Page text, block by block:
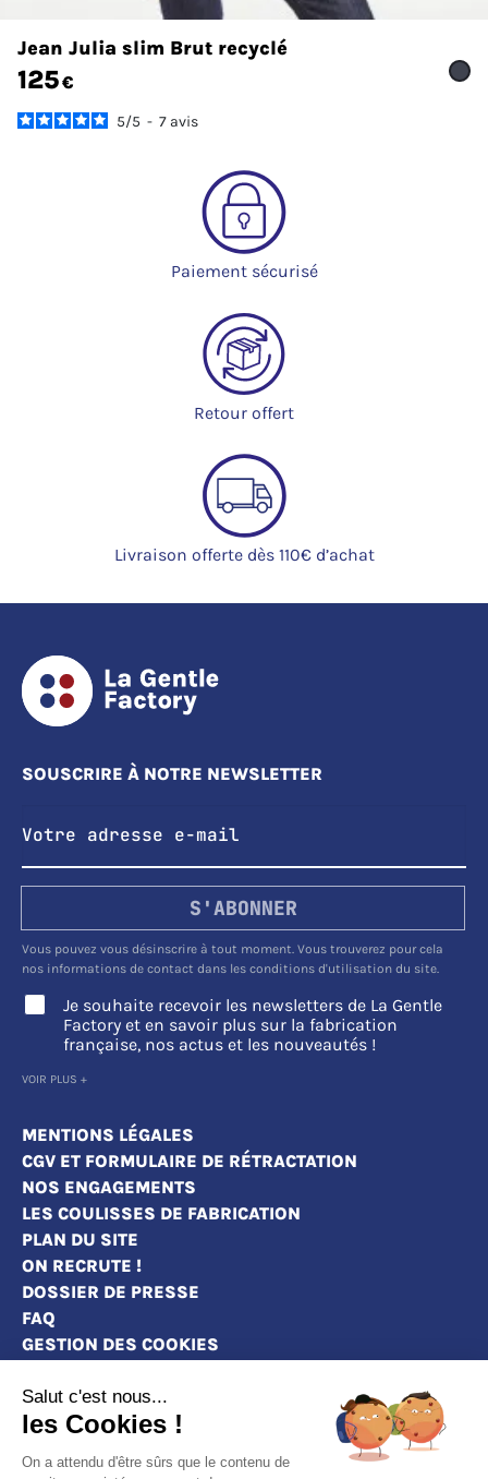
Jean Julia slim Brut recyclé
125€
5/5 - 7 avis
Paiement sécurisé
Retour offert
Livraison offerte dès 110€ d’achat
SOUSCRIRE À NOTRE NEWSLETTER
S'ABONNER
Vous pouvez vous désinscrire à tout moment. Vous trouverez pour cela
nos informations de contact dans les conditions d'utilisation du site.
Je souhaite recevoir les newsletters de La Gentle
Factory et en savoir plus sur la fabrication
française, nos actus et les nouveautés !
VOIR PLUS +
MENTIONS LÉGALES
CGV ET FORMULAIRE DE RÉTRACTATION
NOS ENGAGEMENTS
LES COULISSES DE FABRICATION
PLAN DU SITE
ON RECRUTE !
DOSSIER DE PRESSE
FAQ
GESTION DES COOKIES
MAGASINS
Salut c'est nous...
les Cookies !
On a attendu d'être sûrs que le contenu de